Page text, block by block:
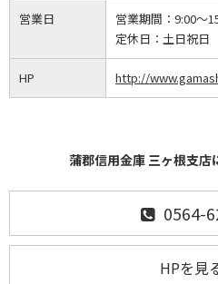
営業日 営業期間： 9:00～
定休日： 土日祝日
HP http://
蒲郡信用金庫 三ヶ根支店
0564-
HPを見